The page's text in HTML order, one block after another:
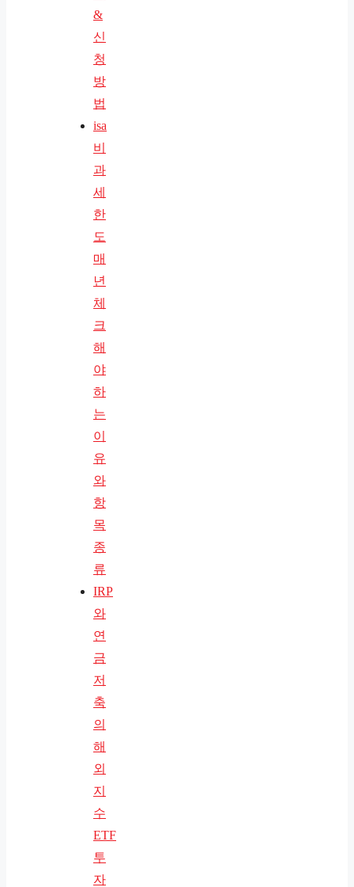
&
신
청
방
법
isa
비
과
세
한
도
매
년
체
크
해
야
하
는
이
유
와
항
목
종
류
IRP
와
연
금
저
축
의
해
외
지
수
ETF
투
자